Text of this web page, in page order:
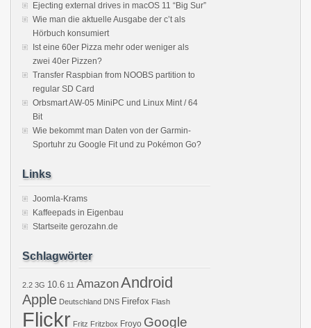
Ejecting external drives in macOS 11 “Big Sur”
Wie man die aktuelle Ausgabe der c’t als
Hörbuch konsumiert
Ist eine 60er Pizza mehr oder weniger als
zwei 40er Pizzen?
Transfer Raspbian from NOOBS partition to
regular SD Card
Orbsmart AW-05 MiniPC und Linux Mint / 64
Bit
Wie bekommt man Daten von der Garmin-
Sportuhr zu Google Fit und zu Pokémon Go?
Links
Joomla-Krams
Kaffeepads in Eigenbau
Startseite gerozahn.de
Schlagwörter
2.2 3G 10.6 11 AmazonAndroid
Apple Deutschland DNS Firefox Flash
Flickr Fritz Fritzbox Froyo Google